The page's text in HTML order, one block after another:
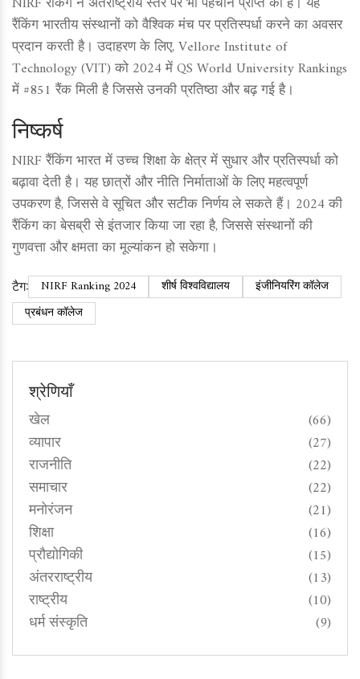
रैंकिंग भारतीय संस्थानों को वैश्विक मंच पर प्रतिस्पर्धा करने का अवसर
प्रदान करती है। उदाहरण के लिए, Vellore Institute of
Technology (VIT) को 2024 में QS World University Rankings
में #851 रैंक मिली है जिससे उनकी प्रतिष्ठा और बढ़ गई है।
निष्कर्ष
NIRF रैंकिंग भारत में उच्च शिक्षा के क्षेत्र में सुधार और प्रतिस्पर्धा को
बढ़ावा देती है। यह छात्रों और नीति निर्माताओं के लिए महत्वपूर्ण
उपकरण है, जिससे वे सूचित और सटीक निर्णय ले सकते हैं। 2024 की
रैंकिंग का बेसब्री से इंतजार किया जा रहा है, जिससे संस्थानों की
गुणवत्ता और क्षमता का मूल्यांकन हो सकेगा।
टैग: NIRF Ranking 2024 शीर्ष विश्वविद्यालय
इंजीनियरिंग कॉलेज
प्रबंधन कॉलेज
श्रेणियाँ
खेल (66)
व्यापार (27)
राजनीति (22)
समाचार (22)
मनोरंजन (21)
शिक्षा (16)
प्रौद्योगिकी (15)
अंतरराष्ट्रीय (13)
राष्ट्रीय (10)
धर्म संस्कृति (9)